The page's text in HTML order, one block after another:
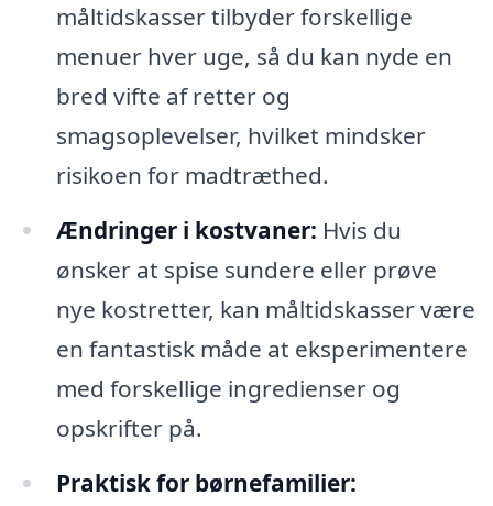
måltidskasser tilbyder forskellige
menuer hver uge, så du kan nyde en
bred vifte af retter og
smagsoplevelser, hvilket mindsker
risikoen for madtræthed.
Ændringer i kostvaner: Hvis du
ønsker at spise sundere eller prøve
nye kostretter, kan måltidskasser være
en fantastisk måde at eksperimentere
med forskellige ingredienser og
opskrifter på.
Praktisk for børnefamilier: